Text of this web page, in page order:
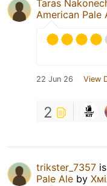
Taras
American Pale
22 Jun 26 View
2
trikster_7357
Pale Ale by